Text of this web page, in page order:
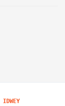
IDWEY